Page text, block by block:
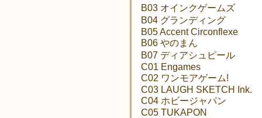
B03 オインクゲームズ
B04 グランディング
B05 Accent Circonflexe
B06 やのまん
B07 ディアシュピール
C01 Engames
C02 ワンモアゲーム!
C03 LAUGH SKETCH Ink.
C04 ホビージャパン
C05 TUKAPON